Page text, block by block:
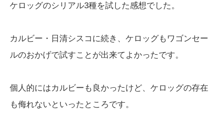
ケロッグのシリアル3種を試した感想でした。
カルビー・日清シスコに続き、ケロッグもワゴンセー
ルのおかげで試すことが出来てよかったです。
個人的にはカルビーも良かったけど、ケロッグの存在
も侮れないといったところです。